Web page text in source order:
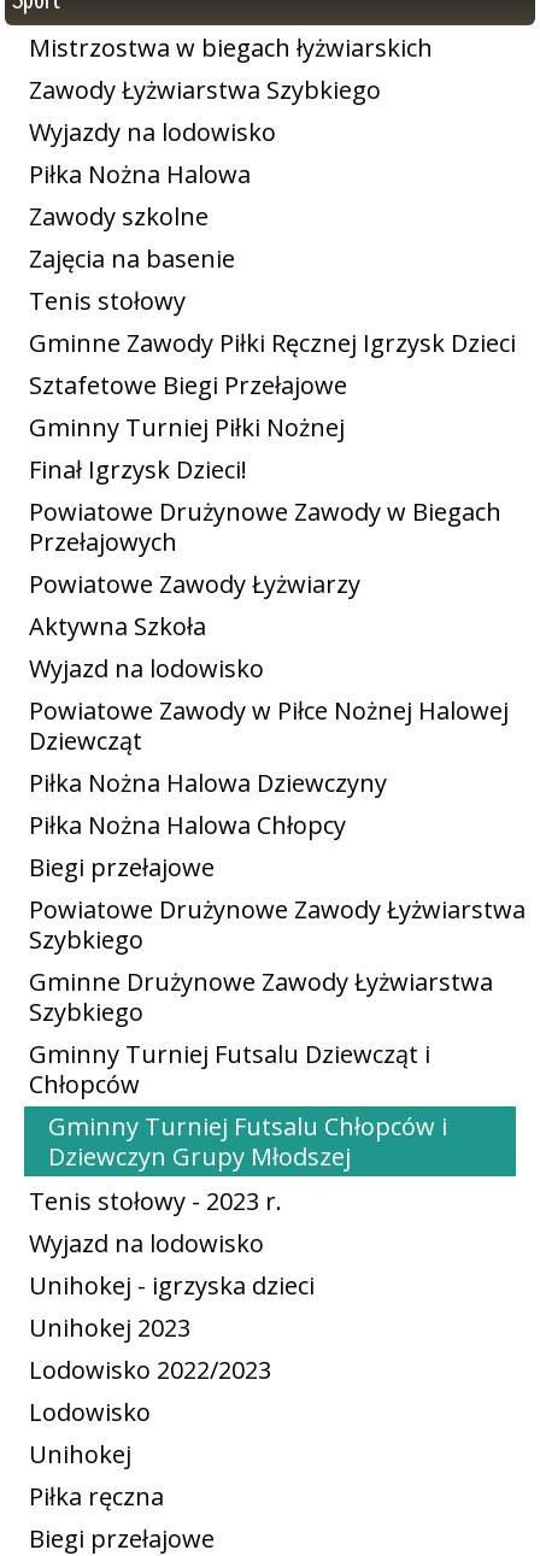
Mistrzostwa w biegach łyżwiarskich
Zawody Łyżwiarstwa Szybkiego
Wyjazdy na lodowisko
Piłka Nożna Halowa
Zawody szkolne
Zajęcia na basenie
Tenis stołowy
Gminne Zawody Piłki Ręcznej Igrzysk Dzieci
Sztafetowe Biegi Przełajowe
Gminny Turniej Piłki Nożnej
Finał Igrzysk Dzieci!
Powiatowe Drużynowe Zawody w Biegach
Przełajowych
Powiatowe Zawody Łyżwiarzy
Aktywna Szkoła
Wyjazd na lodowisko
Powiatowe Zawody w Piłce Nożnej Halowej
Dziewcząt
Piłka Nożna Halowa Dziewczyny
Piłka Nożna Halowa Chłopcy
Biegi przełajowe
Powiatowe Drużynowe Zawody Łyżwiarstwa
Szybkiego
Gminne Drużynowe Zawody Łyżwiarstwa
Szybkiego
Gminny Turniej Futsalu Dziewcząt i
Chłopców
Gminny Turniej Futsalu Chłopców i
Dziewczyn Grupy Młodszej
Tenis stołowy - 2023 r.
Wyjazd na lodowisko
Unihokej - igrzyska dzieci
Unihokej 2023
Lodowisko 2022/2023
Lodowisko
Unihokej
Piłka ręczna
Biegi przełajowe